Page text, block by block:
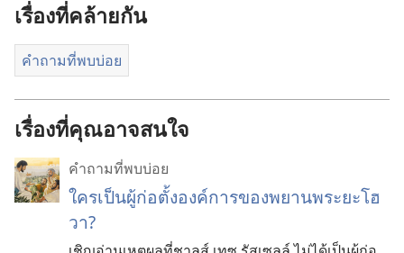
เรื่องที่คล้ายกัน
คำถามที่พบบ่อย
เรื่องที่คุณอาจสนใจ
คำถามที่พบบ่อย
ใครเป็นผู้ก่อตั้งองค์การของพยานพระยะโฮ
วา?